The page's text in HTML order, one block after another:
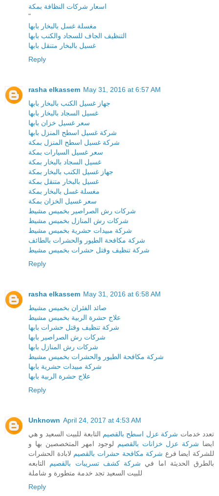
اسعار شركات النظافة بمكة
"
مغسلة غسل بالبخار بابها
التنظيف الجاف للسجاد والكنب بابها
غسيل بالبخار متنقل بابها
Reply
rasha elkassem May 31, 2016 at 6:57 AM
جهاز غسيل الكنب بالبخار بابها
غسيل السجاد بالبخار بابها
سعر غسيل خزان بابها
شركة غسيل اسطح المنزل بابها
شركة غسيل اسطح المنزل بمكة
سعر غسيل السيارات بمكة
غسيل السجاد بالبخار بمكة
جهاز غسيل الكنب بالبخار بمكة
غسيل بالبخار متنقل بمكة
مغسلة غسل بالبخار بمكة
سعر غسيل الخزان بمكة
شركات رش الصراصير بخميس مشيط
شركات رش المنازل بخميس مشيط
شركة مبيدات حشرية بخميس مشيط
شركة مكافحة الطيور والحشرات بالطائف
شركة تنظيف وقتل حشرات بخميس مشيط
Reply
rasha elkassem May 31, 2016 at 6:58 AM
صائد الفئران بخميس مشيط
علاج حشرة الربية بخميس مشيط
شركة تنظيف وقتل حشرات بابها
شركات رش الصراصير بابها
شركات رش المنازل بابها
شركة مكافحة الطيور والحشرات بخميس مشيط
شركة مبيدات حشرية بابها
علاج حشرة الربية بابها
Reply
Unknown April 24, 2017 at 4:53 AM
تعدد خدمات شركة عزل اسطح بالقصيم التابعة للبيت السعيد و هي
ايضا شركة عزل خزانات بالقصيم
لوجود امهر المتخصصين بها و
للشركة ايضا فرع شركة مكافحة حشرات بالقصيم لابادة الحشرات
بالطرق الحديثة اما في شركة كشف تسريبات بالقصيم
التابعه
للبيت السعيد تجد خدمة متطورة و شاملة
Reply